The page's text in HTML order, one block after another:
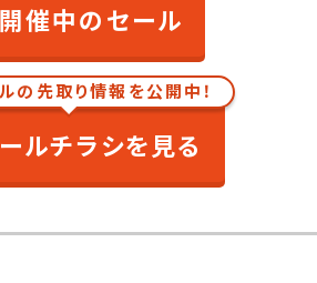
開催中のセール
の先取り情報を公開中！
ルチラシを見る